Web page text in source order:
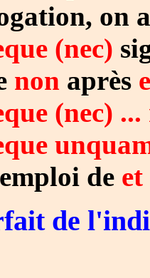
on
(nec)
non après
(nec)
de et
de